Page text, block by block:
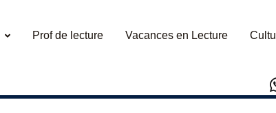
Prof de lecture Vacances en Lecture